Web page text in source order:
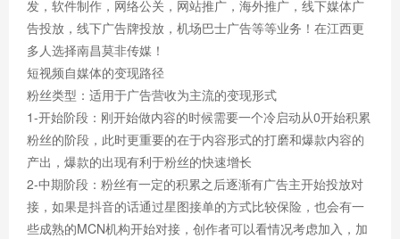
发，软件制作，网络公关，网站推广，海外推广，线下媒体广
告投放，线下广告牌投放，机场巴士广告等等业务！在江西更
多人选择南昌莫非传媒！
短视频自媒体的变现路径
粉丝类型：适用于广告营收为主流的变现形式
1-开始阶段：刚开始做内容的时候需要一个冷启动从0开始积累
粉丝的阶段，此时更重要的在于内容形式的打磨和爆款内容的
产出，爆款的出现有利于粉丝的快速增长
2-中期阶段：粉丝有一定的积累之后逐渐有广告主开始投放对
接，如果是抖音的话通过星图接单的方式比较保险，也会有一
些成熟的MCN机构开始对接，创作者可以看情况考虑加入，加